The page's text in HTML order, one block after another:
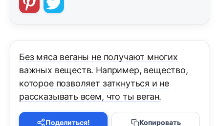
Без мяса веганы не получают многих
важных веществ. Например, вещество,
которое позволяет заткнуться и не
рассказывать всем, что ты веган.
Поделиться! Копировать